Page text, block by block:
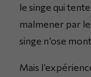
le singe qui
malmener par
singe n’ose
Mais